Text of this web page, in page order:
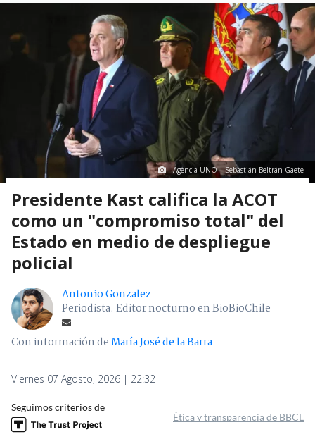
Agencia UNO | Sebastián Beltrán Gaete
Presidente Kast califica la ACOT
como un "compromiso total" del
Estado en medio de despliegue
policial
Antonio Gonzalez
Periodista. Editor nocturno en BioBioChile
Con información deMaría José de la Barra
Viernes 07 Agosto, 2026 | 22:32
Seguimos criterios de
Ética y transparencia de BBCL